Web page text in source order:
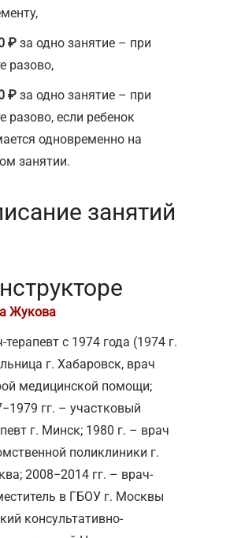
₽ за одно занятие – при
разово,
₽ за одно занятие – при
разово, если ребенок
одновременно на
занятии.
занятий
Жукова
терапевт с 1974 года (1974 г.
г. Хабаровск, врач
медицинской помощи;
гг. – участковый
г. Минск; 1980 г. – врач
поликлиники г.
2008−2014 гг. – врач-
в ГБОУ г. Москвы
консультативно-